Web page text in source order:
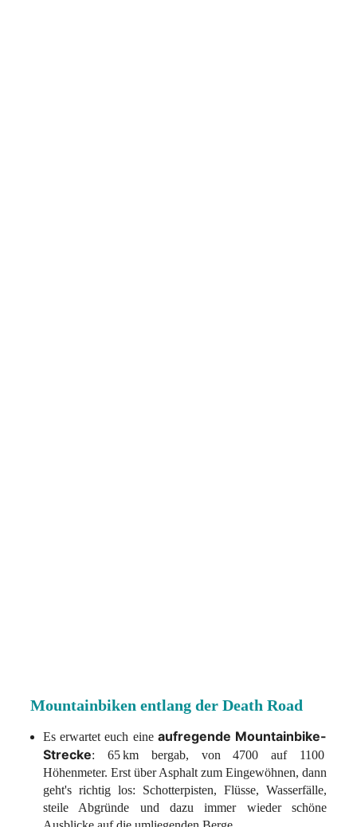
Mountainbiken entlang der Death Road
Es erwartet euch eine aufregende Mountainbike-
Strecke: 65 km bergab, von 4700 auf 1100
Höhenmeter. Erst über Asphalt zum Eingewöhnen, dann
geht's richtig los: Schotterpisten, Flüsse, Wasserfälle,
steile Abgründe und dazu immer wieder schöne